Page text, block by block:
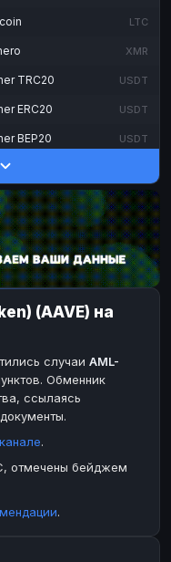
LTC
XMR
TRC20 USDT
ERC20 USDT
BEP20 USDT
TON
DOGE
TRON
Cash BCH
(AAVE) на
случаи AML-
Обменник
ссылаясь
.
отмечены бейджем
.